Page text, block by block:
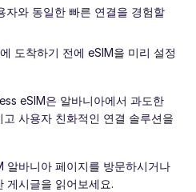
자와 동일한 빠른 연결을 경험할
도착하기 전에 eSIM을 미리 설정
eSIM은 알바니아에서 과도한
사용자 친화적인 연결 솔루션을
알바니아 페이지를 방문하시거나
게시글을 읽어보세요.